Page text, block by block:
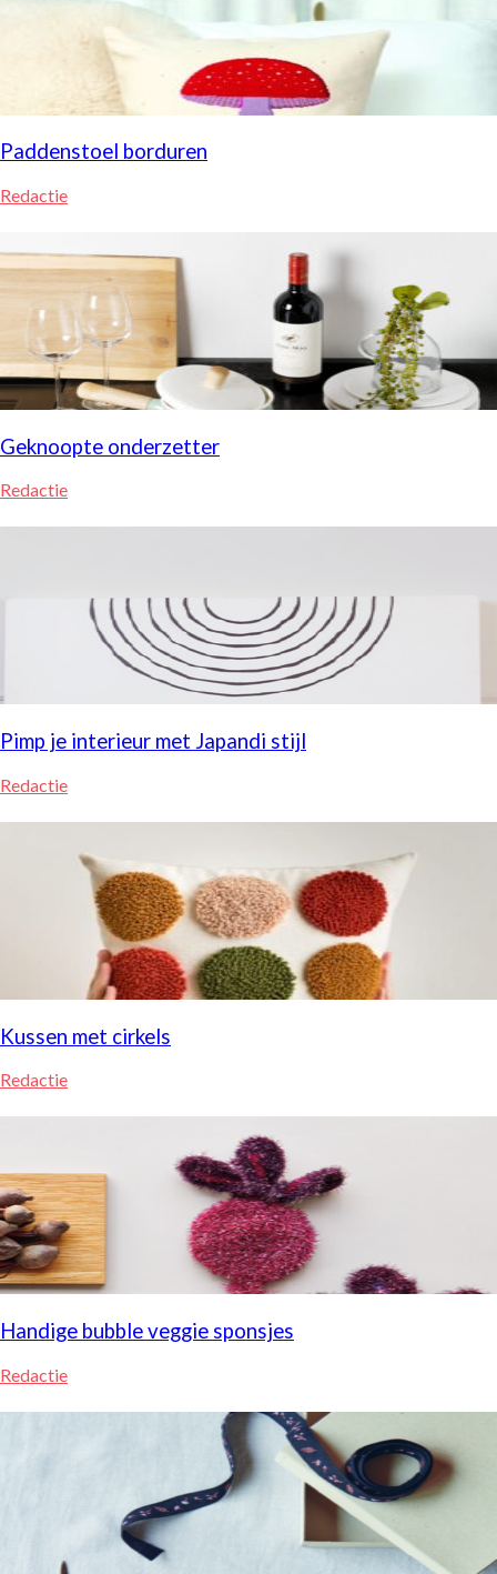
Paddenstoel borduren
Redactie
Geknoopte onderzetter
Redactie
Pimp je interieur met Japandi stijl
Redactie
Kussen met cirkels
Redactie
Handige bubble veggie sponsjes
Redactie